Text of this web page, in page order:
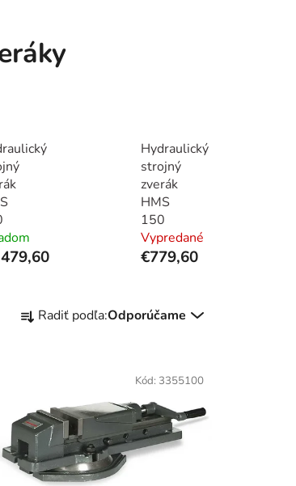
Hydraulický
strojný
zverák
HMS
150
Vypredané
€779,60
a
e
p
r
Radiť podľa:Odporúčame
Kód: 3355100